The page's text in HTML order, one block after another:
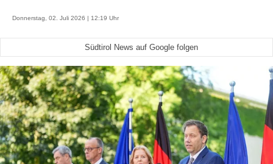
Donnerstag, 02. Juli 2026 | 12:19 Uhr
Südtirol News auf Google folgen